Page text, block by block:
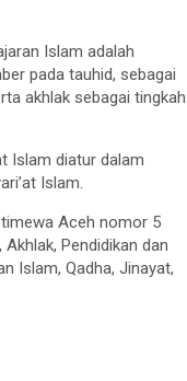
Islam adalah
pada tauhid, sebagai
akhlak sebagai tingkah
Islam diatur dalam
Islam.
Aceh nomor 5
Pendidikan dan
Islam, Qadha, Jinayat,